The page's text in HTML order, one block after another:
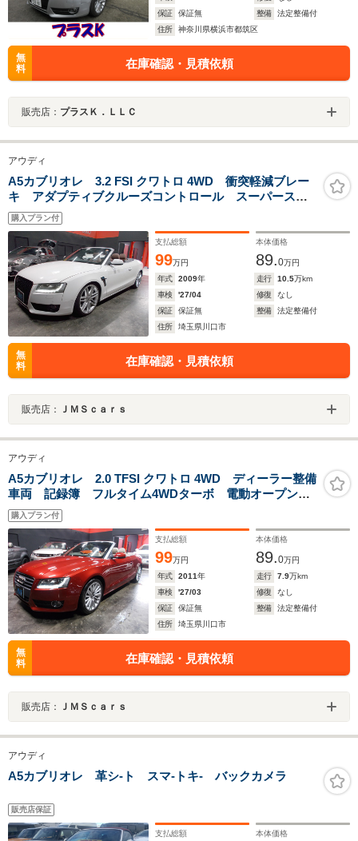
保証
保証無 整備
法定整備付
住所
神奈川県横浜市都筑区
無
料
在庫確認・見積依頼
販売店： プラスＫ．ＬＬＣ
アウディ
A5カブリオレ 3.2 FSI クワトロ 4WD 衝突軽減ブレー
キ アダプティブクルーズコントロール スーパースプ
リントマフラー 社外グリル A7純正19インチ トラン
クスポイラー アウディドライブセレクト インディビ
ジュアル ブラインドスポット
購入プラン付
支払総額
99万円
本体価格
89.0万円
年式
2009年 走行 10.5万km
車検
'27/04 修復
なし
保証
保証無 整備
法定整備付
住所
埼玉県川口市
無
料
在庫確認・見積依頼
販売店： ＪＭＳｃａｒｓ
アウディ
A5カブリオレ 2.0 TFSI クワトロ 4WD ディーラー整備
車両 記録簿 フルタイム4WDターボ 電動オープン
革シート 18インチ 純正ナビ 地デジフルセグテレ
ビ CD録音 DVD再生 ブルートゥース ETC クルー
ズコントロール ウオーターポンプ交換歴
購入プラン付
支払総額
99万円
本体価格
89.0万円
年式
2011年 走行 7.9万km
車検
'27/03 修復
なし
保証
保証無 整備
法定整備付
住所
埼玉県川口市
無
料
在庫確認・見積依頼
販売店： ＪＭＳｃａｒｓ
アウディ
A5カブリオレ 革シ-ト スマ-トキ- バックカメラ
販売店保証
支払総額 本体価格